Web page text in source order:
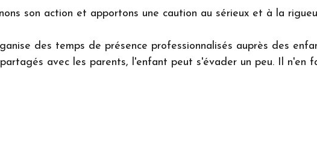
son action et apportons une caution au sérieux et à la
des temps de présence professionnalisés auprès des
avec les parents, l'enfant peut s'évader un peu. Il n'en